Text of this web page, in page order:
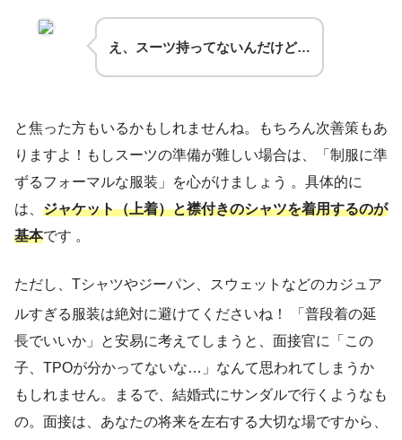
え、スーツ持ってないんだけど…
と焦った方もいるかもしれませんね。もちろん次善策もあ
りますよ！もしスーツの準備が難しい場合は、「制服に準
ずるフォーマルな服装」を心がけましょう 。具体的に
は、 ジャケット（上着）と襟付きのシャツを着用するのが
基本です 。
ただし、Tシャツやジーパン、スウェットなどのカジュア
ルすぎる服装は絶対に避けてくださいね！
「普段着の延
長でいいか」と安易に考えてしまうと、面接官に「この
子、TPOが分かってないな…」なんて思われてしまうか
もしれません。まるで、結婚式にサンダルで行くようなも
の。面接は、あなたの将来を左右する大切な場ですから、